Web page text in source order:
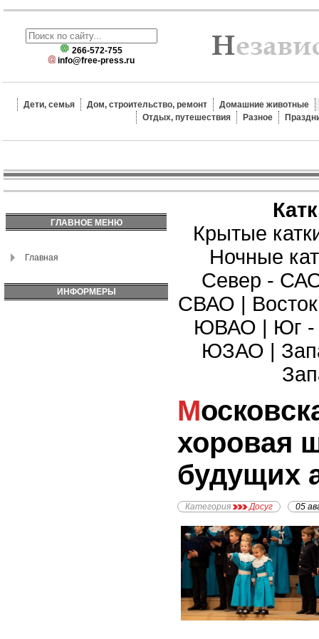
266-572-755
info@free-press.ru
Дети, семья Дом, строительство, ремонт
Домашние животные
Отдых, путешествия
Разное
ГЛАВНОЕ МЕНЮ
Главная
ИНФОРМЕРЫ
Крытые
Ночные
Север -
СВАО |
ЮВАО | Юг
ЮЗАО |
Московская детская
хоровая
будущих
Категория Досуг 05